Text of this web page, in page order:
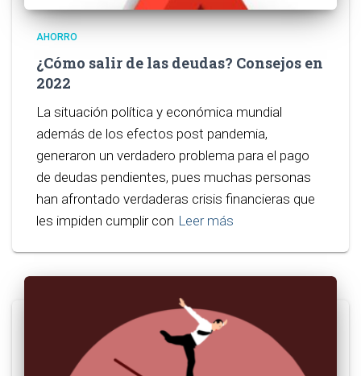
AHORRO
¿Cómo salir de las deudas? Consejos en
2022
La situación política y económica mundial
además de los efectos post pandemia,
generaron un verdadero problema para el pago
de deudas pendientes, pues muchas personas
han afrontado verdaderas crisis financieras que
les impiden cumplir con Leer más